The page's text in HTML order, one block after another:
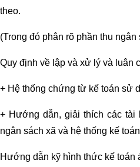
theo.
(Trong đó phân rõ phần thu
Quy định về lập và xử lý và luân
+ Hệ thống chứng từ kế toán sử
+ Hướng dẫn, giải thích các tài
ngân sách xã và hệ thống kế
Hướng dẫn kỹ hình thức kế toán